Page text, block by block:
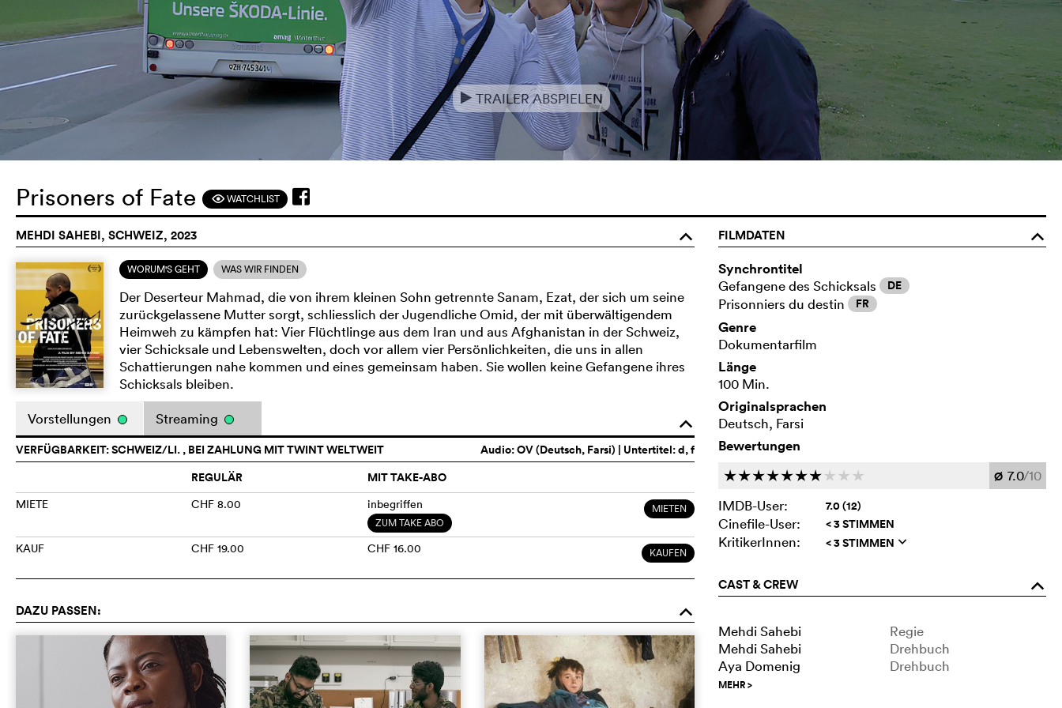
eTRAILER ABSPIELEN
Prisoners of Fate FWATCHLIST
MEHDI SAHEBI, SCHWEIZ, 2023 o
WORUM'S GEHT WAS WIR FINDEN
Der Deserteur Mahmad, die von ihrem kleinen Sohn getrennte Sanam, Ezat, der sich um seine
zurückgelassene Mutter sorgt, schliesslich der Jugendliche Omid, der mit überwältigendem
Heimweh zu kämpfen hat: Vier Flüchtlinge aus dem Iran und aus Afghanistan in der Schweiz,
vier Schicksale und Lebenswelten, doch vor allem vier Persönlichkeiten, die uns in allen
Schattierungen nahe kommen und eines gemeinsam haben. Sie wollen keine Gefangene ihres
Schicksals bleiben.
o
Vorstellungen Streaming
Audio:OV (Deutsch, Farsi) | Untertitel: d, f
VERFÜGBARKEIT: SCHWEIZ/LI. , BEI ZAHLUNG MIT TWINT WELTWEIT
REGULÄR
MIT TAKE-ABO
MIETE CHF 8.00 inbegriffen
ZUM TAKE ABO
MIETEN
KAUF CHF 19.00 CHF 16.00 KAUFEN
DAZU PASSEN: o
FILMDATEN
o
Synchrontitel
Gefangene des Schicksals DE
Prisonniers du destin FR
Genre
Dokumentarfilm
Länge
100 Min.
Originalsprachen
Deutsch, Farsi
Bewertungen
ccccccc c c c Ø 7.0/10
IMDB-User:
7.0 (12)
Cinefile-User: < 3 STIMMEN
KritikerInnen: < 3 STIMMEN q
CAST & CREW o
Mehdi Sahebi
Regie
Mehdi Sahebi
Drehbuch
Aya Domenig
Drehbuch
MEHR>